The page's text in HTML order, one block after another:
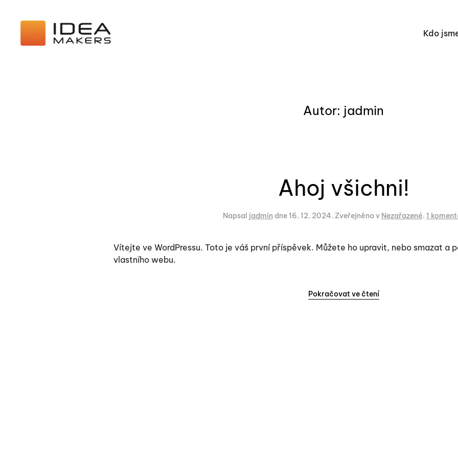
Skip to main content Kdo
Autor: jadmin
Ahoj všichni!
Napsal jadmin dne16. 12. 2024. Zveřejněno v Nezařazené. 1
Vítejte ve WordPressu. Toto je váš první příspěvek. Můžete ho upravit, nebo smazat a
vlastního webu.
Pokračovat ve čtení